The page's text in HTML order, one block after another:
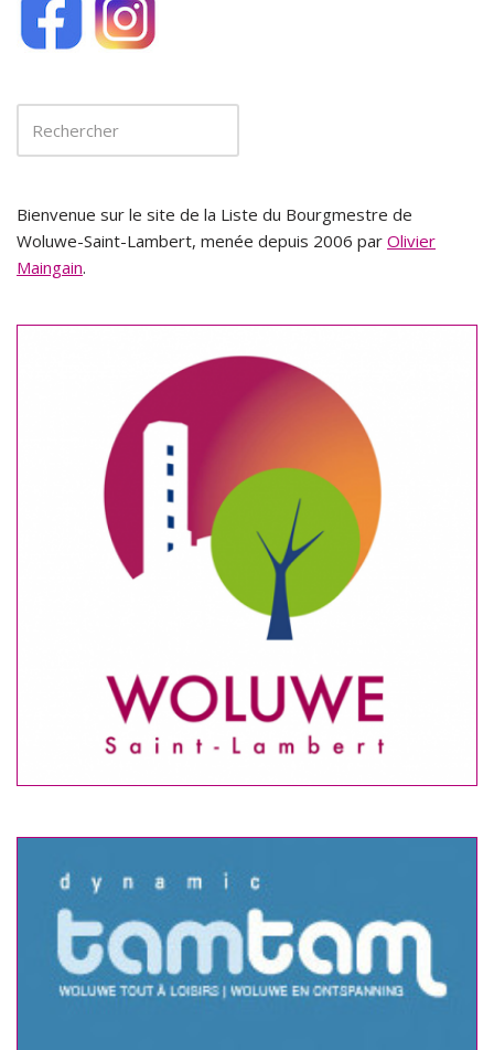
Bienvenue sur le site de la Liste du Bourgmestre de
Woluwe-Saint-Lambert, menée depuis 2006 par Olivier
Maingain.